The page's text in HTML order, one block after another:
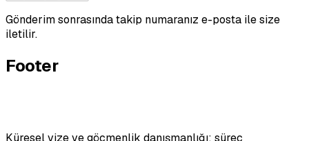
Gönderim sonrasında takip numaranız e-posta ile size
iletilir.
Footer
Küresel vize ve göçmenlik danışmanlığı; süreç